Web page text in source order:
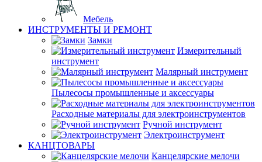
Мебель
ИНСТРУМЕНТЫ И РЕМОНТ
Замки
Измерительный
инструмент
Малярный инструмент
Пылесосы промышленные и аксессуары
Расходные материалы для электроинструментов
Ручной инструмент
Электроинструмент
КАНЦТОВАРЫ
Канцелярские мелочи